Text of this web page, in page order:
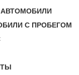
С ПРОБЕГОМ